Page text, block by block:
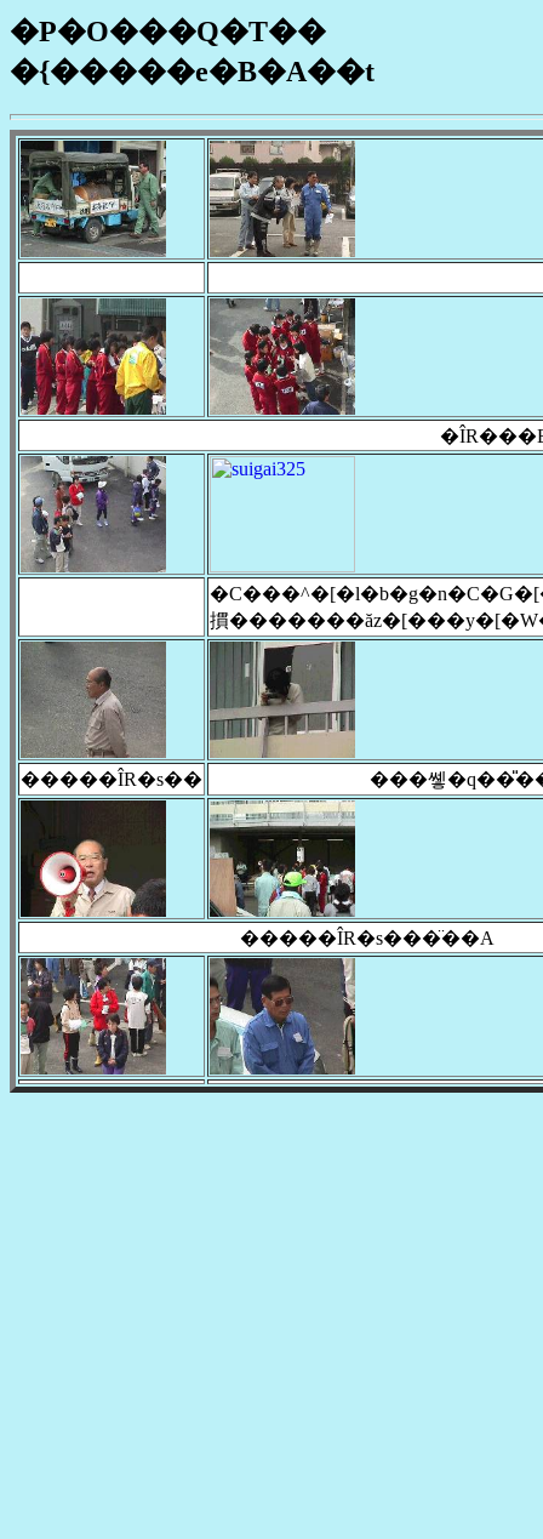
�P�O���Q�T��
�{�����e�B�A��t
摜
�����ÎR�s�� ���쏗
�����ÎR�s���̈��A